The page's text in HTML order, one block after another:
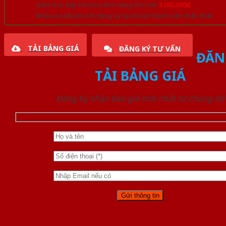
Giảm trực tiếp khi mua đơn hàng lớn hơn 3.000.000đ
Nhiều ưu đãi lớn khi đăng ký tài khoản thành viên thân thiết
TẢI BẢNG GIÁ ĐĂNG KÝ TƯ VẤN
TẢI BẢNG GIÁ
Đăng ký nhận báo giá mới nhất từ chúng tôi